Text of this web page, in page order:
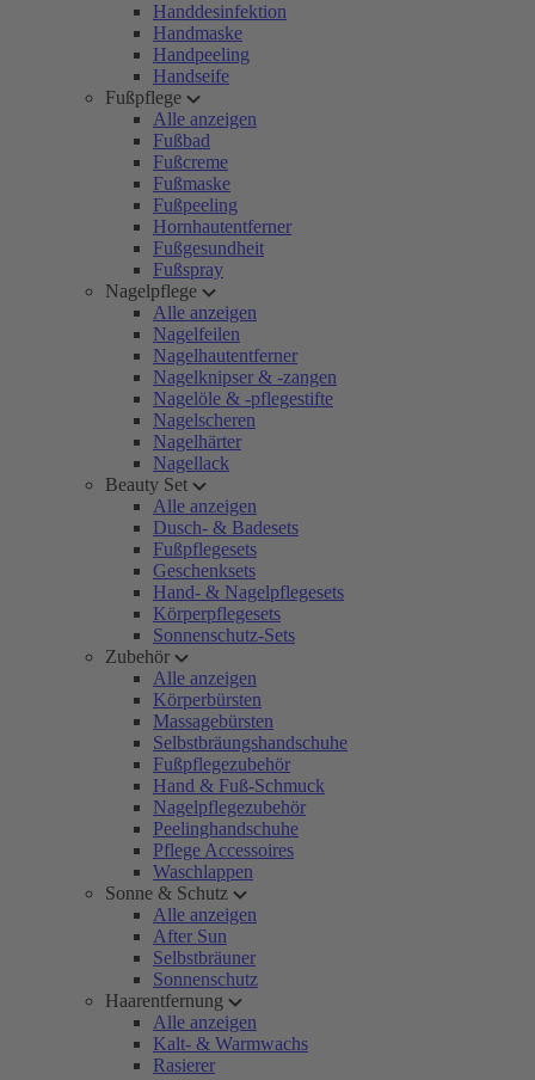
Handdesinfektion
Handmaske
Handpeeling
Handseife
Fußpflege
Alle anzeigen
Fußbad
Fußcreme
Fußmaske
Fußpeeling
Hornhautentferner
Fußgesundheit
Fußspray
Nagelpflege
Alle anzeigen
Nagelfeilen
Nagelhautentferner
Nagelknipser & -zangen
Nagelöle & -pflegestifte
Nagelscheren
Nagelhärter
Nagellack
Beauty Set
Alle anzeigen
Dusch- & Badesets
Fußpflegesets
Geschenksets
Hand- & Nagelpflegesets
Körperpflegesets
Sonnenschutz-Sets
Zubehör
Alle anzeigen
Körperbürsten
Massagebürsten
Selbstbräungshandschuhe
Fußpflegezubehör
Hand & Fuß-Schmuck
Nagelpflegezubehör
Peelinghandschuhe
Pflege Accessoires
Waschlappen
Sonne & Schutz
Alle anzeigen
After Sun
Selbstbräuner
Sonnenschutz
Haarentfernung
Alle anzeigen
Kalt- & Warmwachs
Rasierer